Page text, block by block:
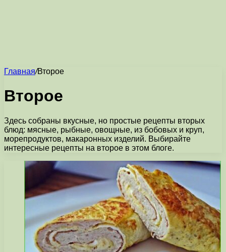
Главная/Второе
Второе
Здесь собраны вкусные, но простые рецепты вторых
блюд: мясные, рыбные, овощные, из бобовых и круп,
морепродуктов, макаронных изделий. Выбирайте
интересные рецепты на второе в этом блоге.